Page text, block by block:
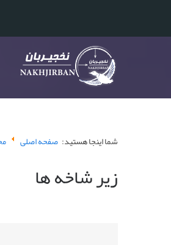
شما اینجا هستید: صفحه اصلی
زیر شاخه ها